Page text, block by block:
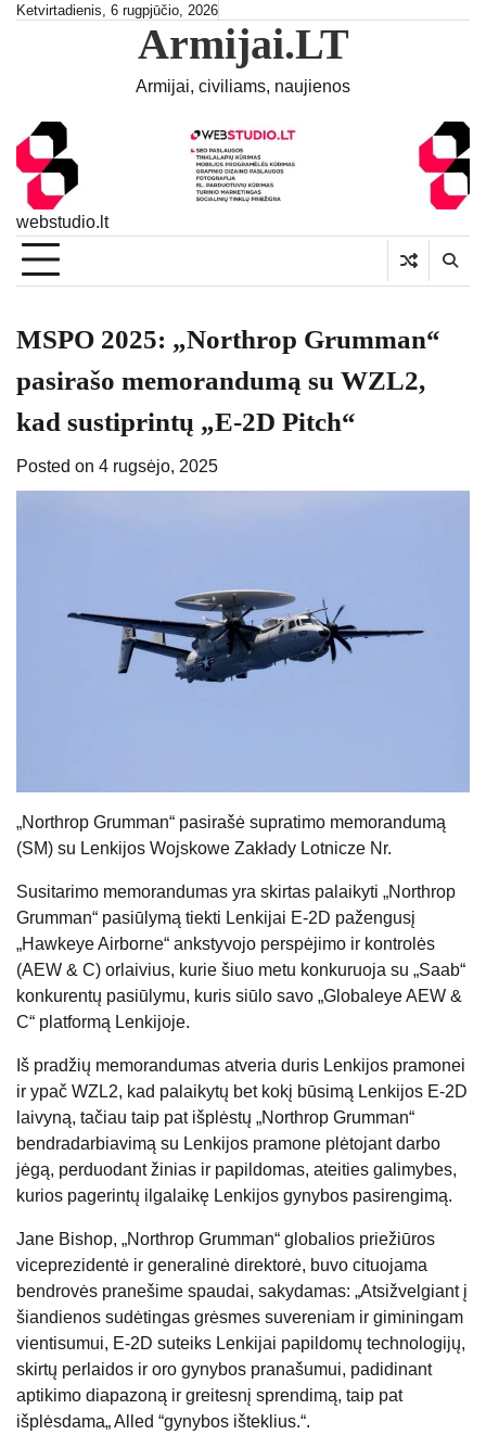
SkipKetvirtadienis, 6 rugpjūčio, 2026
Armijai.LT
Armijai, civiliams, naujienos
webstudio.lt
MSPO 2025: „Northrop Grumman“
pasirašo memorandumą su WZL2,
kad sustiprintų „E-2D Pitch“
Posted on 4 rugsėjo, 2025
„Northrop Grumman“ pasirašė supratimo memorandumą
(SM) su Lenkijos Wojskowe Zakłady Lotnicze Nr.
Susitarimo memorandumas yra skirtas palaikyti „Northrop
Grumman“ pasiūlymą tiekti Lenkijai E-2D pažengusį
„Hawkeye Airborne“ ankstyvojo perspėjimo ir kontrolės
(AEW & C) orlaivius, kurie šiuo metu konkuruoja su „Saab“
konkurentų pasiūlymu, kuris siūlo savo „Globaleye AEW &
C“ platformą Lenkijoje.
Iš pradžių memorandumas atveria duris Lenkijos pramonei
ir ypač WZL2, kad palaikytų bet kokį būsimą Lenkijos E-2D
laivyną, tačiau taip pat išplėstų „Northrop Grumman“
bendradarbiavimą su Lenkijos pramone plėtojant darbo
jėgą, perduodant žinias ir papildomas, ateities galimybes,
kurios pagerintų ilgalaikę Lenkijos gynybos pasirengimą.
Jane Bishop, „Northrop Grumman“ globalios priežiūros
viceprezidentė ir generalinė direktorė, buvo cituojama
bendrovės pranešime spaudai, sakydamas: „Atsižvelgiant į
šiandienos sudėtingas grėsmes suvereniam ir giminingam
vientisumui, E-2D suteiks Lenkijai papildomų technologijų,
skirtų perlaidos ir oro gynybos pranašumui, padidinant
aptikimo diapazoną ir greitesnį sprendimą, taip pat
išplėsdama„ Alled “gynybos išteklius.“.